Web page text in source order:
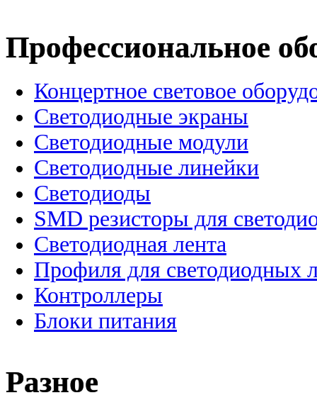
Профессиональное
Концертное световое
Cветодиодные экраны
Светодиодные модули
Светодиодные линейки
Светодиоды
SMD резисторы для
Светодиодная лента
Профиля для светодиодных
Контроллеры
Блоки питания
Разное